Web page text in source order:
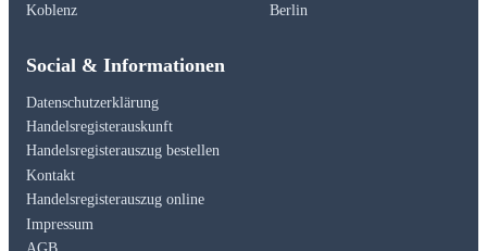
Koblenz
Berlin
Social & Informationen
Datenschutzerklärung
Handelsregisterauskunft
Handelsregisterauszug bestellen
Kontakt
Handelsregisterauszug online
Impressum